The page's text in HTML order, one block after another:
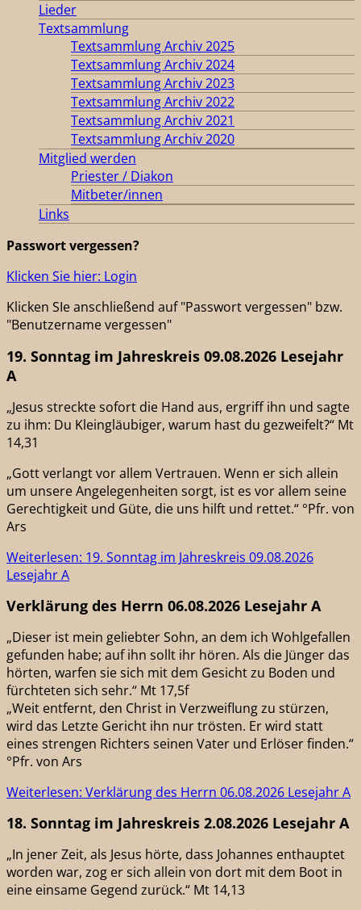
Lieder
Textsammlung
Textsammlung Archiv 2025
Textsammlung Archiv 2024
Textsammlung Archiv 2023
Textsammlung Archiv 2022
Textsammlung Archiv 2021
Textsammlung Archiv 2020
Mitglied werden
Priester / Diakon
Mitbeter/innen
Links
Passwort vergessen?
Klicken Sie hier: Login
Klicken SIe anschließend auf "Passwort vergessen" bzw.
"Benutzername vergessen"
19. Sonntag im Jahreskreis 09.08.2026 Lesejahr
A
„Jesus streckte sofort die Hand aus, ergriff ihn und sagte
zu ihm: Du Kleingläubiger, warum hast du gezweifelt?“ Mt
14,31
„Gott verlangt vor allem Vertrauen. Wenn er sich allein
um unsere Angelegenheiten sorgt, ist es vor allem seine
Gerechtigkeit und Güte, die uns hilft und rettet.“ °Pfr. von
Ars
Weiterlesen: 19. Sonntag im Jahreskreis 09.08.2026
Lesejahr A
Verklärung des Herrn 06.08.2026 Lesejahr A
„Dieser ist mein geliebter Sohn, an dem ich Wohlgefallen
gefunden habe; auf ihn sollt ihr hören. Als die Jünger das
hörten, warfen sie sich mit dem Gesicht zu Boden und
fürchteten sich sehr.“ Mt 17,5f
„Weit entfernt, den Christ in Verzweiflung zu stürzen,
wird das Letzte Gericht ihn nur trösten. Er wird statt
eines strengen Richters seinen Vater und Erlöser finden.“
°Pfr. von Ars
Weiterlesen: Verklärung des Herrn 06.08.2026 Lesejahr A
18. Sonntag im Jahreskreis 2.08.2026 Lesejahr A
„In jener Zeit, als Jesus hörte, dass Johannes enthauptet
worden war, zog er sich allein von dort mit dem Boot in
eine einsame Gegend zurück.“ Mt 14,13